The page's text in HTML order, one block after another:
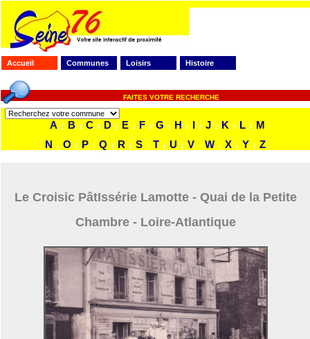
Accueil Communes Loisirs Histoire
FAITES VOTRE RECHERCHE
A | B | C | D | E | F | G | H | I | J | K | L |
M
N
| O | P | Q | R | S | T | U | V | W | X | Y | Z
Le Croisic PâtIssérie Lamotte - Quai de la Petite
Chambre - Loire-Atlantique